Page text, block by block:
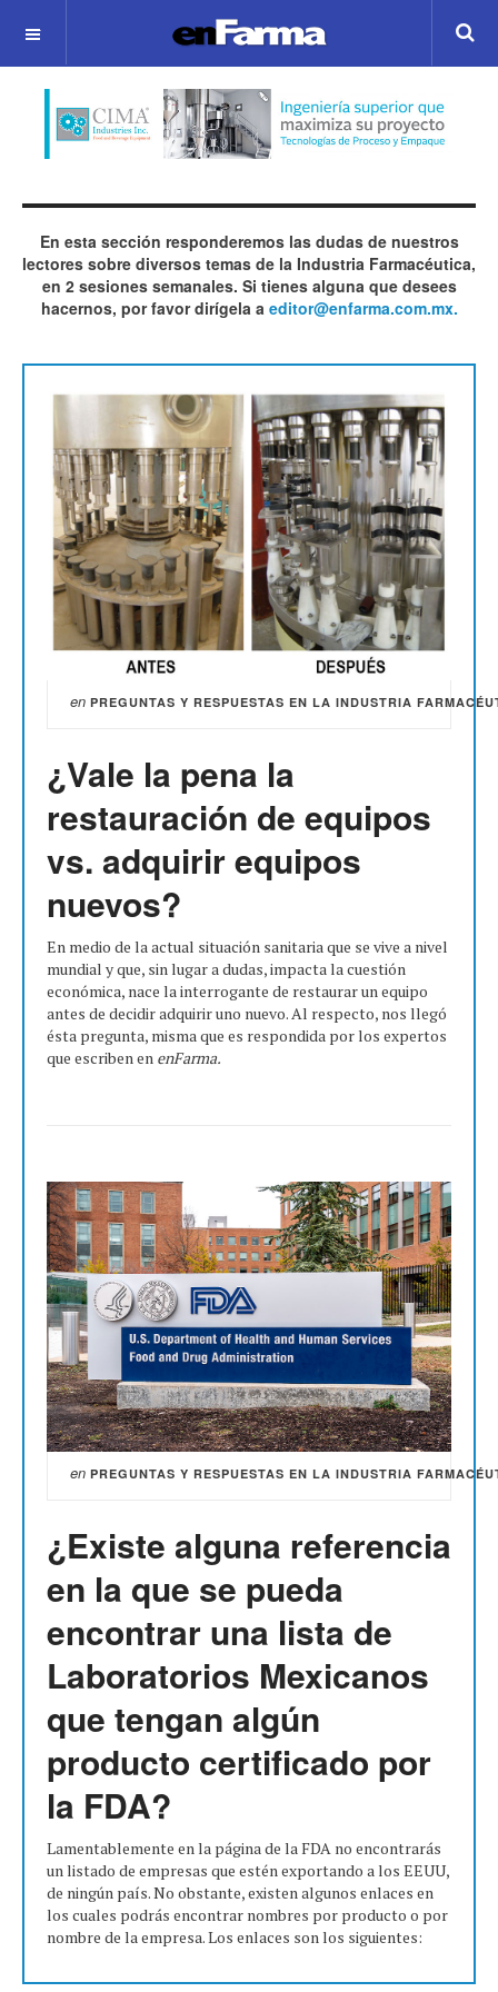
OFF CANVAS
En esta sección responderemos las dudas de nuestros
lectores sobre diversos temas de la Industria Farmacéutica,
en 2 sesiones semanales. Si tienes alguna que desees
hacernos, por favor dirígela a editor@enfarma.com.mx.
en PREGUNTAS Y RESPUESTAS EN LA INDUSTRIA
¿Vale la pena la
restauración de equipos
vs. adquirir equipos
nuevos?
En medio de la actual situación sanitaria que se vive a nivel
mundial y que, sin lugar a dudas, impacta la cuestión
económica, nace la interrogante de restaurar un equipo
antes de decidir adquirir uno nuevo. Al respecto, nos llegó
ésta pregunta, misma que es respondida por los expertos
que escriben en enFarma.
en PREGUNTAS Y RESPUESTAS EN LA INDUSTRIA
¿Existe alguna referencia
en la que se pueda
encontrar una lista de
Laboratorios Mexicanos
que tengan algún
producto certificado por
la FDA?
Lamentablemente en la página de la FDA no encontrarás
un listado de empresas que estén exportando a los EEUU,
de ningún país. No obstante, existen algunos enlaces en
los cuales podrás encontrar nombres por producto o por
nombre de la empresa. Los enlaces son los siguientes: